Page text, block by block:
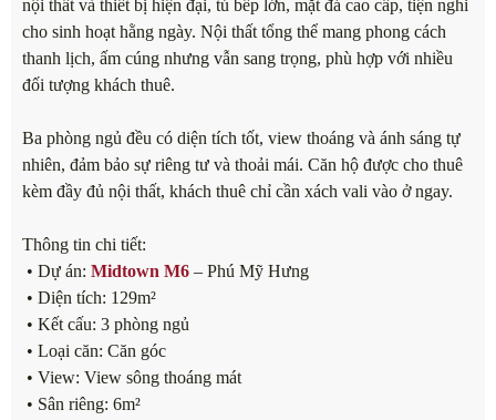
nội thất và thiết bị hiện đại, tủ bếp lớn, mặt đá cao cấp, tiện nghi
cho sinh hoạt hằng ngày. Nội thất tổng thể mang phong cách
thanh lịch, ấm cúng nhưng vẫn sang trọng, phù hợp với nhiều
đối tượng khách thuê.
Ba phòng ngủ đều có diện tích tốt, view thoáng và ánh sáng tự
nhiên, đảm bảo sự riêng tư và thoải mái. Căn hộ được cho thuê
kèm đầy đủ nội thất, khách thuê chỉ cần xách vali vào ở ngay.
Thông tin chi tiết:
• Dự án: Midtown M6 – Phú Mỹ Hưng
• Diện tích: 129m²
• Kết cấu: 3 phòng ngủ
• Loại căn: Căn góc
• View: View sông thoáng mát
• Sân riêng: 6m²